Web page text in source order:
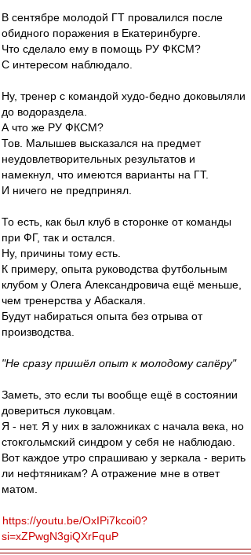
В сентябре молодой ГТ провалился после
обидного поражения в Екатеринбурге.
Что сделало ему в помощь РУ ФКСМ?
С интересом наблюдало.
Ну, тренер с командой худо-бедно доковыляли
до водораздела.
А что же РУ ФКСМ?
Тов. Малышев высказался на предмет
неудовлетворительных результатов и
намекнул, что имеются варианты на ГТ.
И ничего не предпринял.
То есть, как был клуб в сторонке от команды
при ФГ, так и остался.
Ну, причины тому есть.
К примеру, опыта руководства футбольным
клубом у Олега Александровича ещё меньше,
чем тренерства у Абаскаля.
Будут набираться опыта без отрыва от
производства.
"Не сразу пришёл опыт к молодому сапёру"
Заметь, это если ты вообще ещё в состоянии
довериться луковцам.
Я - нет. Я у них в заложниках с начала века, но
стокгольмский синдром у себя не наблюдаю.
Вот каждое утро спрашиваю у зеркала - верить
ли нефтяникам? А отражение мне в ответ
матом.
https://youtu.be/OxIPi7kcoi0?
si=xZPwgN3giQXrFquP